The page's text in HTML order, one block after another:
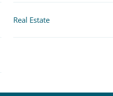
Real Estate